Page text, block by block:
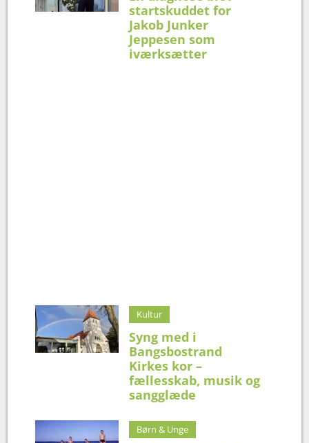
startskuddet for
Jakob Junker
Jeppesen som
iværksætter
Kultur
Syng med i
Bangsbostrand
Kirkes kor –
fællesskab, musik og
sangglæde
Børn & Unge